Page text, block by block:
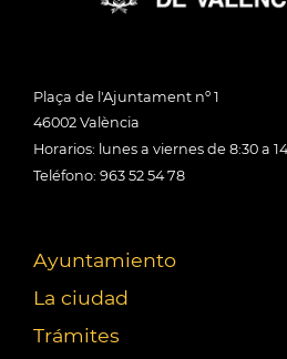
Plaça de l'Ajuntament nº 1
46002 València
Horarios: lunes a viernes de 8:30 a
Teléfono: 963 52 54 78
Ayuntamiento
La ciudad
Trámites